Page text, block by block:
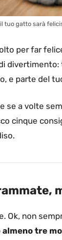
tuo gatto sarà
per far
e parte del
se a volte
cinque
Ok, non
almeno tre